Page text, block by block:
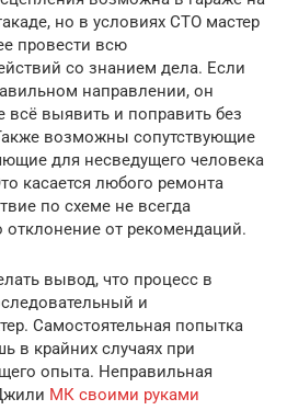
но в условиях СТО мастер
провести всю
со знанием дела. Если
направлении, он
выявить и поправить без
возможны сопутствующие
для несведущего человека
касается любого ремонта
по схеме не всегда
от рекомендаций.
вывод, что процесс в
и
Самостоятельная попытка
в крайних случаях при
опыта. Неправильная
МК своими руками